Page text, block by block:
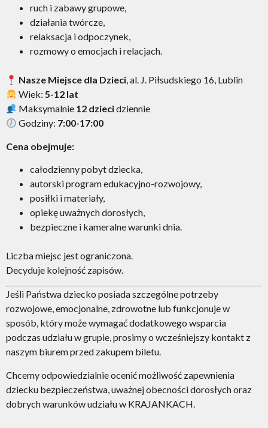
ruch i zabawy grupowe,
działania twórcze,
relaksacja i odpoczynek,
rozmowy o emocjach i relacjach.
Nasze Miejsce dla Dzieci, al. J. Piłsudskiego 16, Lublin
Wiek:5-12 lat
Maksymalnie 12 dziecidziennie
Godziny: 7:00-17:00
Cena obejmuje:
całodzienny pobyt dziecka,
autorski program edukacyjno-rozwojowy,
posiłki i materiały,
opiekę uważnych dorosłych,
bezpieczne i kameralne warunki dnia.
Liczba miejsc jest ograniczona.
Decyduje kolejność zapisów.
Jeśli Państwa dziecko posiada szczególne potrzeby
rozwojowe, emocjonalne, zdrowotne lub funkcjonuje w
sposób, który może wymagać dodatkowego wsparcia
podczas udziału w grupie, prosimy o wcześniejszy kontakt z
naszym biurem przed zakupem biletu.
Chcemy odpowiedzialnie ocenić możliwość zapewnienia
dziecku bezpieczeństwa, uważnej obecności dorosłych oraz
dobrych warunków udziału w KRAJANKACH.